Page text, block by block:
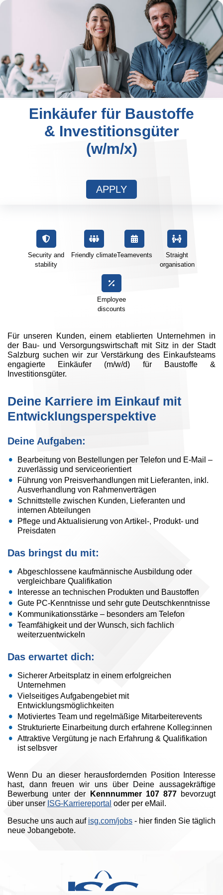
Einkäufer für Baustoffe
& Investitionsgüter
(w/m/x)
APPLY
Security and
stability
Friendly climateTeamevents
Straight
organisation
Employee
discounts
Für unseren Kunden, einem etablierten Unternehmen in
der Bau- und Versorgungswirtschaft mit Sitz in der Stadt
Salzburg suchen wir zur Verstärkung des Einkaufsteams
engagierte Einkäufer (m/w/d) für Baustoffe &
Investitionsgüter.
Deine Karriere im Einkauf mit
Entwicklungsperspektive
Deine Aufgaben:
Bearbeitung von Bestellungen per Telefon und E-Mail –
zuverlässig und serviceorientiert
Führung von Preisverhandlungen mit Lieferanten, inkl.
Ausverhandlung von Rahmenverträgen
Schnittstelle zwischen Kunden, Lieferanten und
internen Abteilungen
Pflege und Aktualisierung von Artikel-, Produkt- und
Preisdaten
Das bringst du mit:
Abgeschlossene kaufmännische Ausbildung oder
vergleichbare Qualifikation
Interesse an technischen Produkten und Baustoffen
Gute PC-Kenntnisse und sehr gute Deutschkenntnisse
Kommunikationsstärke – besonders am Telefon
Teamfähigkeit und der Wunsch, sich fachlich
weiterzuentwickeln
Das erwartet dich:
Sicherer Arbeitsplatz in einem erfolgreichen
Unternehmen
Vielseitiges Aufgabengebiet mit
Entwicklungsmöglichkeiten
Motiviertes Team und regelmäßige Mitarbeiterevents
Strukturierte Einarbeitung durch erfahrene Kolleg:innen
Attraktive Vergütung je nach Erfahrung & Qualifikation
ist selbsver
Wenn Du an dieser herausfordernden Position Interesse
hast, dann freuen wir uns über Deine aussagekräftige
Bewerbung unter der
Kennnummer 107 877bevorzugt
über unser ISG-Karriereportal oder per eMail.
Besuche uns auch auf isg.com/jobs - hier finden Sie täglich
neue Jobangebote.